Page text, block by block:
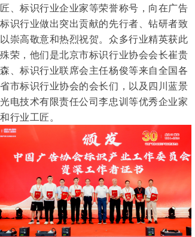
匠、标识行业企业家等荣誉称号，向在广告
标识行业做出突出贡献的先行者、钻研者致
以崇高敬意和热烈祝贺。 众多行业精英获此
殊荣，他们是北京市标识行业协会会长崔贵
森、标识行业联席会主任杨俊等来自全国各
省市标识行业协会的会长们，以及四川蓝景
光电技术有限责任公司李忠训等优秀企业家
和行业工匠。